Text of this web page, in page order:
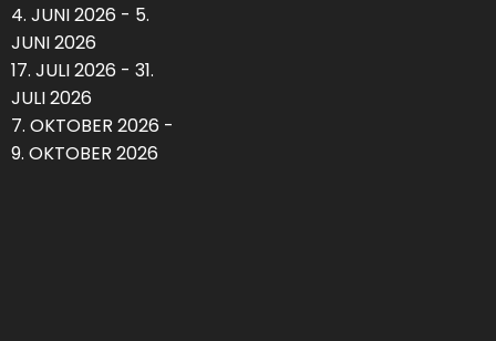
4. JUNI 2026 - 5.
JUNI 2026
17. JULI 2026 - 31.
JULI 2026
7. OKTOBER 2026 -
9. OKTOBER 2026